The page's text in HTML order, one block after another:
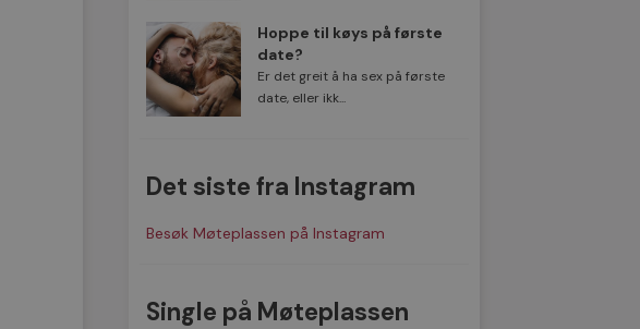
Hoppe til køys på første
date?
Er det greit å ha sex på første
date, eller ikk...
Det siste fra Instagram
Besøk Møteplassen på Instagram
Single på Møteplassen